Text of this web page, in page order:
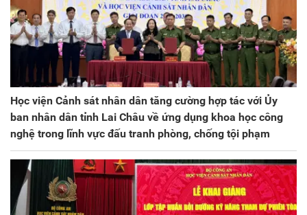
Học viện Cảnh sát nhân dân tăng cường hợp tác với Ủy
ban nhân dân tỉnh Lai Châu về ứng dụng khoa học công
nghệ trong lĩnh vực đấu tranh phòng, chống tội phạm